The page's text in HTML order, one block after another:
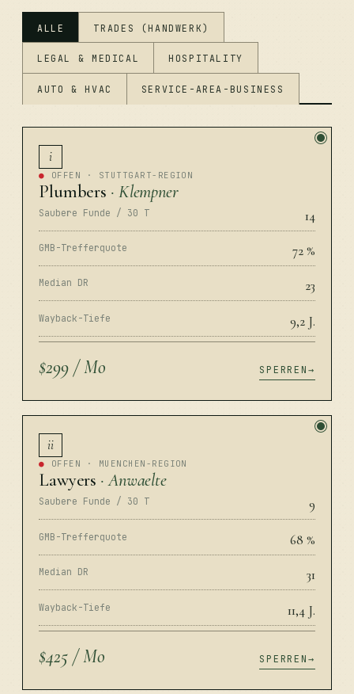
ALLE TRADES (HANDWERK)
LEGAL & MEDICAL HOSPITALITY
AUTO & HVAC SERVICE-AREA-BUSINESS
i
● OFFEN · STUTTGART-REGION
Plumbers · Klempner
Saubere Funde / 30 T 14
GMB-Trefferquote 72 %
Median DR 23
Wayback-Tiefe 9,2 J.
$299 / Mo SPERREN
ii
● OFFEN · MUENCHEN-REGION
Lawyers · Anwaelte
Saubere Funde / 30 T 9
GMB-Trefferquote 68 %
Median DR 31
Wayback-Tiefe 11,4 J.
$425 / Mo SPERREN